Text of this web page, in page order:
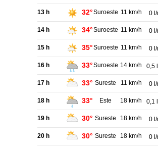
13 h 32°Suroeste 11 km/h 0 l/
14 h 34°Suroeste 11 km/h 0 l/
15 h 35°Suroeste 11 km/h 0 l/
16 h 33°Suroeste 14 km/h 0,5
17 h 33° Sureste 11 km/h 0 l/
18 h 33° Este 18 km/h 0,1
19 h 30° Sureste 18 km/h 0 l/
20 h 30° Sureste 18 km/h 0 l/